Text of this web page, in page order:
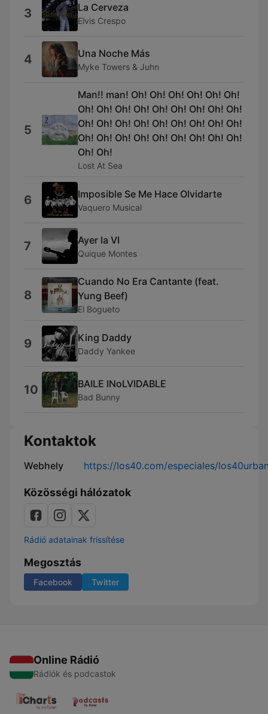
3 La Cerveza
Elvis Crespo
4 Una Noche Más
Myke Towers & Juhn
5
Man!! man! Oh! Oh! Oh! Oh! Oh! Oh!
Oh! Oh! Oh! Oh! Oh! Oh! Oh! Oh! Oh!
Oh! Oh! Oh! Oh! Oh! Oh! Oh! Oh! Oh!
Oh! Oh! Oh! Oh! Oh! Oh! Oh! Oh! Oh!
Oh! Oh!
Lost At Sea
6 Imposible Se Me Hace Olvidarte
Vaquero Musical
7 Ayer la VI
Quique Montes
8
Cuando No Era Cantante (feat.
Yung Beef)
El Bogueto
9 King Daddy
Daddy Yankee
10 BAILE INoLVIDABLE
Bad Bunny
Kontaktok
Webhely https://los40.com/especiales/
Közösségi hálózatok
Rádió adatainak frissítése
Megosztás
Facebook Twitter
Online Rádió
Rádiók és podcastok